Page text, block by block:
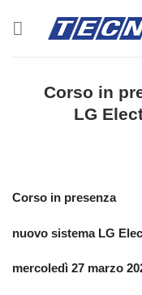
Corso in
LG
Corso in presenza
nuovo sistema LG
mercoledì 27 marzo